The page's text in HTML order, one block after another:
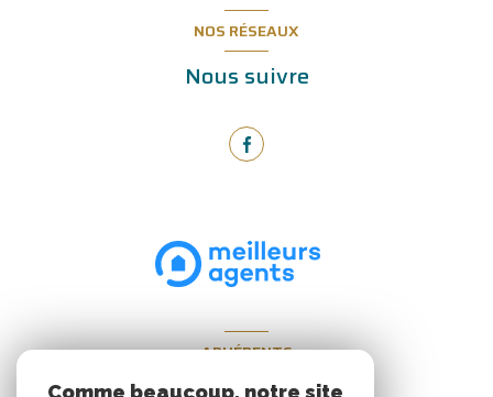
NOS RÉSEAUX
Nous suivre
ADHÉRENTS
Comme beaucoup, notre site